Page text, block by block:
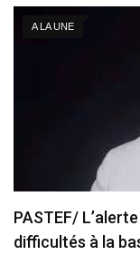
A LA UNE
PASTEF/
difficultés à la